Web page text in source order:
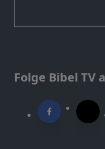
Folge Bibel TV